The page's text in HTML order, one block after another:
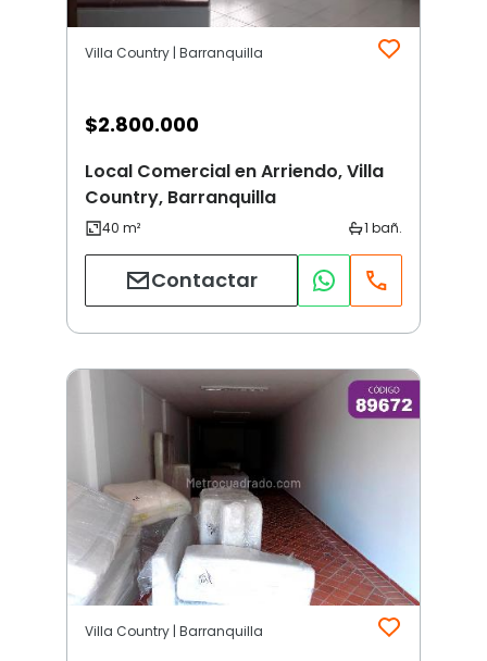
Villa Country | Barranquilla
$2.800.000
Local Comercial en Arriendo, Villa
Country, Barranquilla
Contactar
Villa Country | Barranquilla